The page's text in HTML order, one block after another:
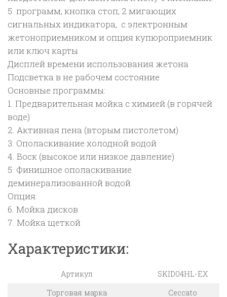
5 программ, кнопка стоп, 2 мигающих
сигнальных индикатора, с электронным
жетоноприемником и опция купюроприемник
или ключ карты
Дисплей времени использования жетона
Подсветка в не рабочем состояние
Основные программы:
1. Предварительная мойка с химией (в горячей
воде)
2. Активная пена (вторым пистолетом)
3. Ополаскивание холодной водой
4. Воск (высокое или низкое давление)
5. Финишное ополаскивание
деминерализованной водой
Опция:
6. Мойка дисков
7. Мойка щеткой
Характеристики:
Артикул
SKID04HL-EX
Торговая марка
Ceccato